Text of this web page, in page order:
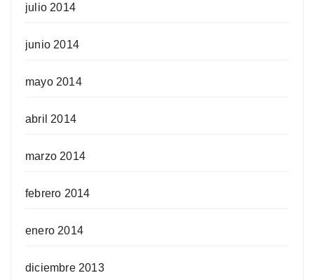
julio 2014
junio 2014
mayo 2014
abril 2014
marzo 2014
febrero 2014
enero 2014
diciembre 2013